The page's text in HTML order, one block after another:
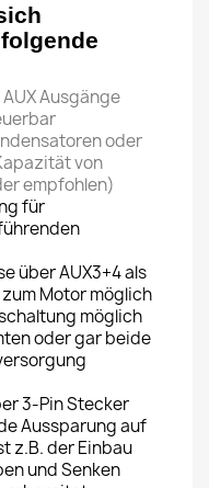
Ausgänge
oder
von
empfohlen)
für
über AUX3+4 als
Motor möglich
möglich
oder gar beide
3-Pin Stecker
Aussparung auf
z.B. der Einbau
und Senken